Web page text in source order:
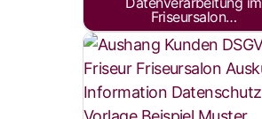
Friseursalon…